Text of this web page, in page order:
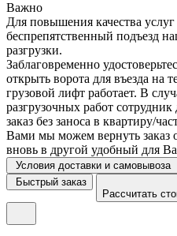
Важно
Для повышения качества
беспрепятственный подъезд
разгрузки.
Заблаговременно
открыть ворота для въезда на
грузовой лифт работает. В
разгрузочных работ
заказ без заноса в квартиру/
Вами мы можем вернуть заказ
вновь в другой удобный для
Условия доставки и самовывоза
Быстрый заказ
Рассчитать